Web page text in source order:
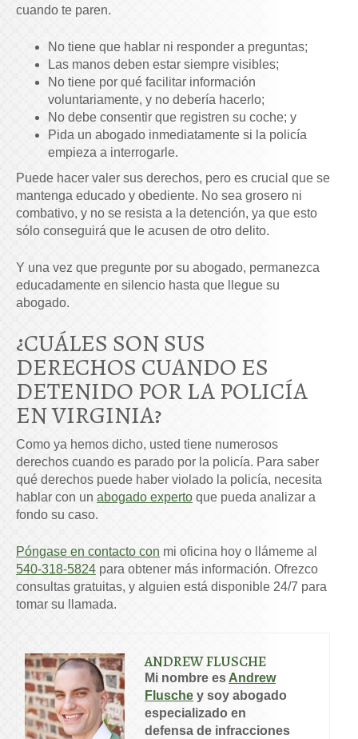
cuando te paren.
No tiene que hablar ni responder a preguntas;
Las manos deben estar siempre visibles;
No tiene por qué facilitar información
voluntariamente, y no debería hacerlo;
No debe consentir que registren su coche; y
Pida un abogado inmediatamente si la policía
empieza a interrogarle.
Puede hacer valer sus derechos, pero es crucial que se
mantenga educado y obediente. No sea grosero ni
combativo, y no se resista a la detención, ya que esto
sólo conseguirá que le acusen de otro delito.
Y una vez que pregunte por su abogado, permanezca
educadamente en silencio hasta que llegue su
abogado.
¿CUÁLES SON SUS
DERECHOS CUANDO ES
DETENIDO POR LA POLICÍA
EN VIRGINIA?
Como ya hemos dicho, usted tiene numerosos
derechos cuando es parado por la policía. Para saber
qué derechos puede haber violado la policía, necesita
hablar con un abogado experto que pueda analizar a
fondo su caso.
Póngase en contacto con mi oficina hoy o llámeme al
540-318-5824 para obtener más información. Ofrezco
consultas gratuitas, y alguien está disponible 24/7 para
tomar su llamada.
ANDREW FLUSCHE
Mi nombre es Andrew
Flusche y soy abogado
especializado en
defensa de infracciones